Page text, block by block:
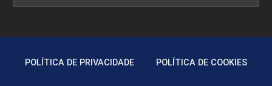
POLÍTICA DE PRIVACIDADE POLÍTICA DE COOKIES